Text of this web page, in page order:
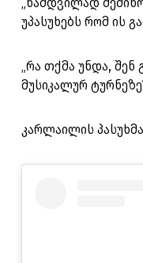
უპასუხებს რომ ის
„რა თქმა უნდა, შენ
მუსიკალურ
კარლაილის